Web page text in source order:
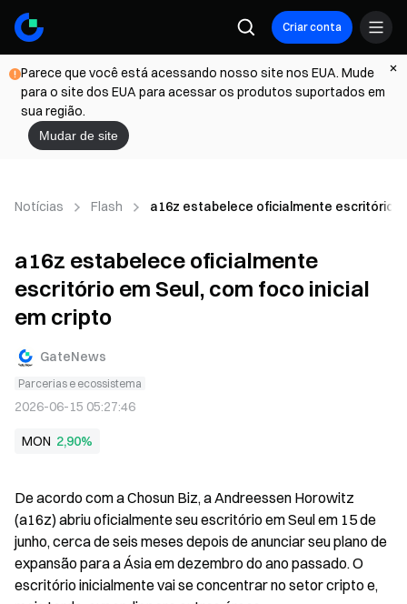
Criar conta
Parece que você está acessando nosso site nos EUA. Mude
para o site dos EUA para acessar os produtos suportados em
sua região.
Mudar de site
Notícias Flash a16z estabelece oficialmente escritório
a16z estabelece oficialmente
escritório em Seul, com foco inicial
em cripto
GateNews
Parcerias e ecossistema
2026-06-15 05:27:46
MON 2,90%
De acordo com a Chosun Biz, a Andreessen Horowitz
(a16z) abriu oficialmente seu escritório em Seul em 15 de
junho, cerca de seis meses depois de anunciar seu plano de
expansão para a Ásia em dezembro do ano passado. O
escritório inicialmente vai se concentrar no setor cripto e,